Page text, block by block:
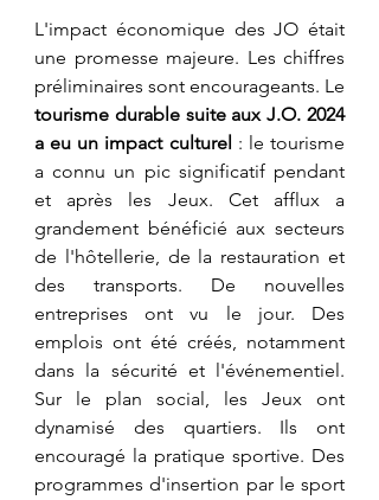
L'impact économique des JO était
une promesse majeure. Les chiffres
tourisme durable suite aux J.O. 2024
a eu un impact culturel : le tourisme
a connu un pic significatif pendant
et après les Jeux. Cet afflux a
grandement bénéficié aux secteurs
de l'hôtellerie, de la restauration et
des transports. De nouvelles
entreprises ont vu le jour. Des
emplois ont été créés, notamment
dans la sécurité et l'événementiel.
Sur le plan social, les Jeux ont
dynamisé des quartiers. Ils ont
encouragé la pratique sportive. Des
programmes d'insertion par le sport